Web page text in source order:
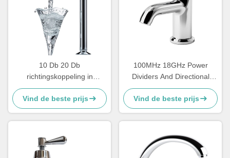
10 Db 20 Db
richtingskoppeling in
microgolfontwerp
Vind de beste prijs
100MHz 18GHz Power
Dividers And Directional
Couplers Waveguide High
Power Harmonic Wave Filter
Vind de beste prijs